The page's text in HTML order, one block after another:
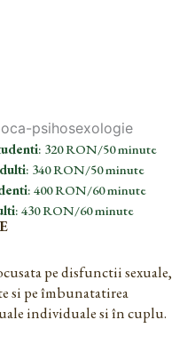
: 320 RON/50 minute
: 340 RON/50 minute
: 400 RON/60 minute
: 430 RON/60 minute
pe disfunctii sexuale,
si pe îmbunatatirea
individuale si în cuplu.